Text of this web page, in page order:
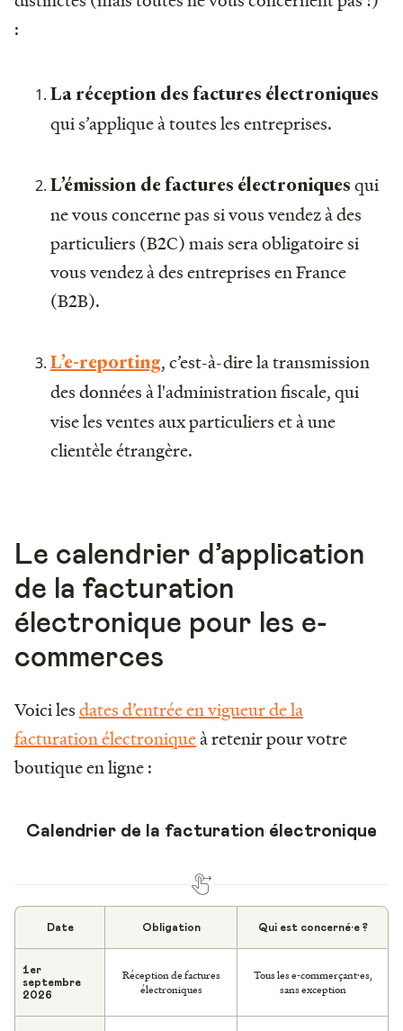
:
La réception des factures électroniques
qui s’applique à toutes les entreprises.
L’émission de factures électroniques qui
ne vous concerne pas si vous vendez à des
particuliers (B2C) mais sera obligatoire si
vous vendez à des entreprises en France
(B2B).
L’e-reporting, c’est-à-dire la transmission
des donnéesà l'administration fiscale, qui
vise les ventes aux particuliers et à une
clientèle étrangère.
Le calendrier d’application
de la facturation
électronique pour les e-
commerces
Voici lesdates d’entrée en vigueur de la
facturation électroniqueà retenir pour votre
boutique en ligne :
Calendrier de la facturation électronique
Date Obligation Qui est concerné·e ?
1er
septembre
2026
Réception de factures
électroniques
Tous les e-commerçant·es,
sans exception